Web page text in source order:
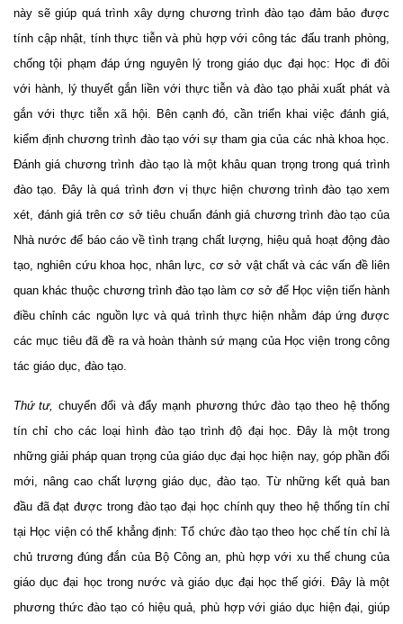
này sẽ giúp quá trình xây dựng chương trình đào tạo đảm bảo được
tính cập nhật, tính thực tiễn và phù hợp với công tác đấu tranh phòng,
chống tội phạm đáp ứng nguyên lý trong giáo dục đại học: Học đi đôi
với hành, lý thuyết gắn liền với thực tiễn và đào tạo phải xuất phát và
gắn với thực tiễn xã hội. Bên cạnh đó, cần triển khai việc đánh giá,
kiểm định chương trình đào tạo với sự tham gia của các nhà khoa học.
Đánh giá chương trình đào tạo là một khâu quan trọng trong quá trình
đào tạo. Đây là quá trình đơn vị thực hiện chương trình đào tạo xem
xét, đánh giá trên cơ sở tiêu chuẩn đánh giá chương trình đào tạo của
Nhà nước để báo cáo về tình trạng chất lượng, hiệu quả hoạt động đào
tạo, nghiên cứu khoa học, nhân lực, cơ sở vật chất và các vấn đề liên
quan khác thuộc chương trình đào tạo làm cơ sở để Học viện tiến hành
điều chỉnh các nguồn lực và quá trình thực hiện nhằm đáp ứng được
các mục tiêu đã đề ra và hoàn thành sứ mạng của Học viện trong công
tác giáo dục, đào tạo.
Thứ tư, chuyển đổi và đẩy mạnh phương thức đào tạo theo hệ thống
tín chỉ cho các loại hình đào tạo trình độ đại học. Đây là một trong
những giải pháp quan trọng của giáo dục đại học hiện nay, góp phần đổi
mới, nâng cao chất lượng giáo dục, đào tạo. Từ những kết quả ban
đầu đã đạt được trong đào tạo đại học chính quy theo hệ thống tín chỉ
tại Học viện có thể khẳng định: Tổ chức đào tạo theo học chế tín chỉ là
chủ trương đúng đắn của Bộ Công an, phù hợp với xu thế chung của
giáo dục đại học trong nước và giáo dục đại học thế giới. Đây là một
phương thức đào tạo có hiệu quả, phù hợp với giáo dục hiện đại, giúp